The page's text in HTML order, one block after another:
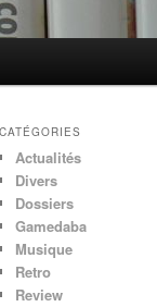
CATÉGORIES
Actualités
Divers
Dossiers
Gamedaba
Musique
Retro
Review